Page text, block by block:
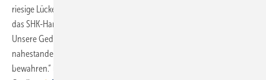
riesige Lücke. Wir verneigen uns in Dankbarkeit vor einem Mann, der
das SHK-Handwerk über viele Jahre mitgeprägt und gestärkt hat.
Unsere Gedanken sind bei seiner Familie und allen, die ihm
nahestanden. Wir werden Erik Debertshäuser ein ehrendes Andenken
bewahren.“ ■